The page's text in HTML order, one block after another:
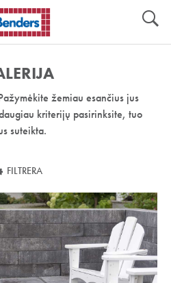
žemiau esančius jus
kriterijų pasirinksite, tuo
suteikta.
FILTRERA